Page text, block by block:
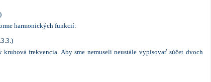
harmonických funkcií:
kruhová frekvencia. Aby sme nemuseli neustále vypisovať súčet dvoch